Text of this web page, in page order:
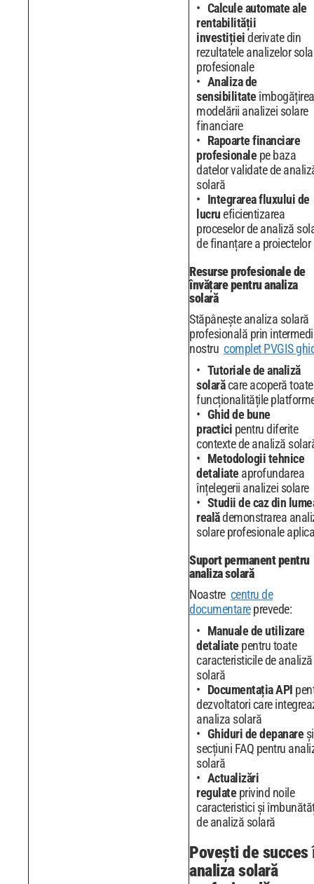
Calcule automate ale
rentabilității
investițieiderivate din
rezultatele analizelor
profesionale
Analiza de
sensibilitateîmbogățirea
modelării analizei solare
financiare
Rapoarte financiare
profesionale pe baza
datelor validate de
solară
Integrarea fluxului de
lucrueficientizarea
proceselor de analiză
de finanțare a proiectelor
Resurse profesionale de
învățare pentru analiza
solară
Stăpânește analiza solară
profesională prin
nostru complet PVGIS
Tutoriale de analiză
solarăcare acoperă toate
funcționalitățile
Ghid de bune
practici pentru diferite
contexte de analiză
Metodologii tehnice
detaliate aprofundarea
înțelegerii analizei solare
Studii de caz din
realădemonstrarea
solare profesionale
Suport permanent pentru
analiza solară
Noastre centru de
documentareprevede:
Manuale de utilizare
detaliate pentru toate
caracteristicile de analiză
solară
Documentația API
dezvoltatori care
analiza solară
Ghiduri de depanare și
secțiuni FAQ pentru
solară
Actualizări
regulate privind noile
caracteristici și
de analiză solară
Povești de succes
analiza solară